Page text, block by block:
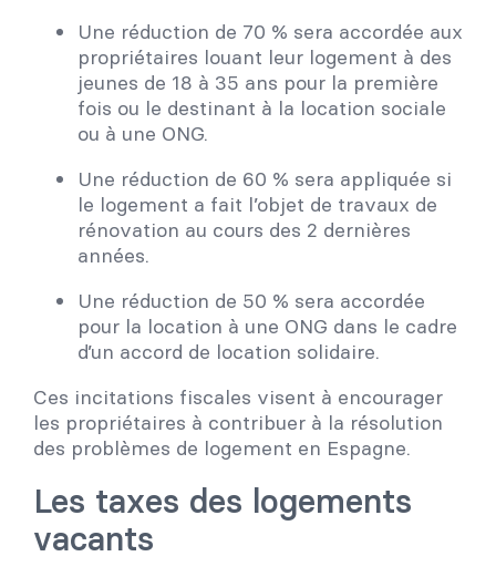
Une réduction de 70 % sera accordée aux
propriétaires louant leur logement à des
jeunes de 18 à 35 ans pour la première
fois ou le destinant à la location sociale
ou à une ONG.
Une réduction de 60 % sera appliquée si
le logement a fait l’objet de travaux de
rénovation au cours des 2 dernières
années.
Une réduction de 50 % sera accordée
pour la location à une ONG dans le cadre
d’un accord de location solidaire.
Ces incitations fiscales visent à encourager
les propriétaires à contribuer à la résolution
des problèmes de logement en Espagne.
Les taxes des logements
vacants